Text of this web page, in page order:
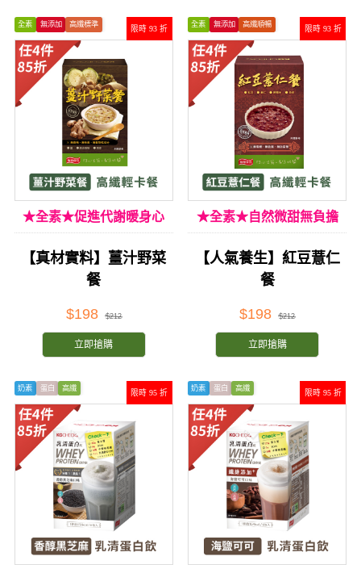
限時 93 折
全素 無添加 高纖標準
★全素★促進代謝暖身心
【真材實料】薑汁野菜
餐
$198 $212
立即搶購
限時 93 折
全素 無添加 高纖順暢
★全素★自然微甜無負擔
【人氣養生】紅豆薏仁
餐
$198 $212
立即搶購
限時 95 折
奶素 蛋白 高纖
限時 95 折
奶素 蛋白 高纖